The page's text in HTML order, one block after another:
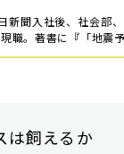
新聞入社後、社会部
職。著書に『「地震
は飼えるか